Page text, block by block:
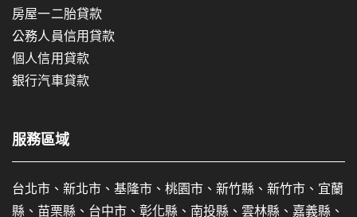
房屋一二胎貸款
公務人員信用貸款
個人信用貸款
銀行汽車貸款
服務區域
台北市、新北市、基隆市、桃園市、新竹縣、新竹市、宜蘭
縣、苗栗縣、台中市、彰化縣、南投縣、雲林縣、嘉義縣、